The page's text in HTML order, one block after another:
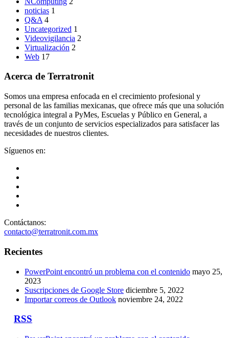
noticias 1
Q&A 4
Uncategorized 1
Videovigilancia 2
Virtualización 2
Web 17
Acerca de Terratronit
Somos una empresa enfocada en el crecimiento profesional y
personal de las familias mexicanas, que ofrece más que una solución
tecnológica integral a PyMes, Escuelas y Público en General, a
través de un conjunto de servicios especializados para satisfacer las
necesidades de nuestros clientes.
Síguenos en:
Contáctanos:
contacto@terratronit.com.mx
Recientes
PowerPoint encontró un problema con el contenido mayo 25,
2023
Suscripciones de Google Store diciembre 5, 2022
Importar correos de Outlook noviembre 24, 2022
RSS